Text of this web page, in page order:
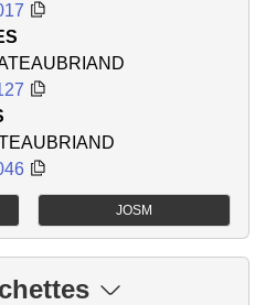
JOSM